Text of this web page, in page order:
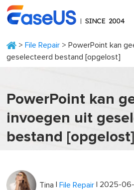
> File Repair > PowerPoint kan
geselecteerd bestand [opgelost]
PowerPoint kan
invoegen uit
bestand [opgelost]
Tina |File Repair | 2025-